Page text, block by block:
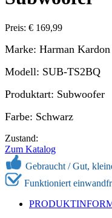
Preis: € 169,99
Marke: Harman Kardon
Modell: SUB-TS2BQ
Produktart: Subwoofer
Farbe: Schwarz
Zustand:
Zum Katalog
Gebraucht /Gut,
Funktioniert